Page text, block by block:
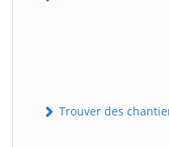
Trouver des